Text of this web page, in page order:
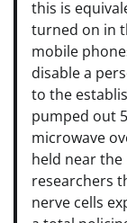
this is
turned on in
mobile
disable a
to the
pumped out
microwave
held near
researchers
nerve cells